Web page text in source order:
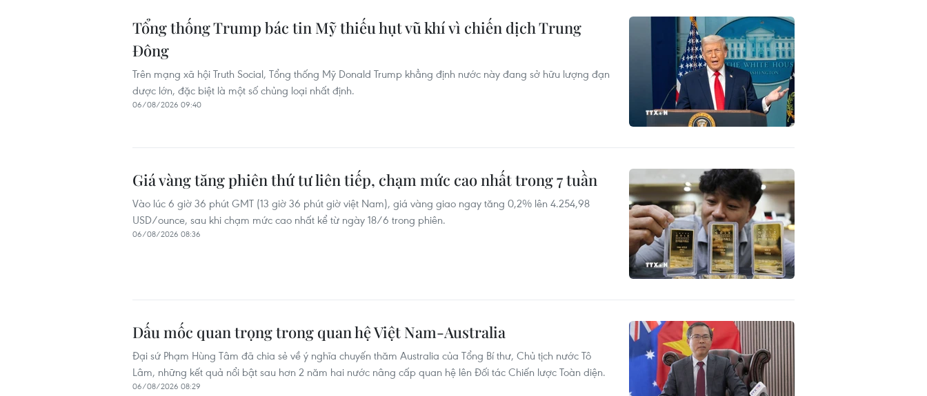
Tổng thống Trump bác tin Mỹ thiếu hụt vũ khí vì chiến dịch Trung
Đông
Trên mạng xã hội Truth Social, Tổng thống Mỹ Donald Trump khẳng định nước này đang sở hữu lượng đạn
dược lớn, đặc biệt là một số chủng loại nhất định.
06/08/2026 09:40
Giá vàng tăng phiên thứ tư liên tiếp, chạm mức cao nhất trong 7 tuần
Vào lúc 6 giờ 36 phút GMT (13 giờ 36 phút giờ việt Nam), giá vàng giao ngay tăng 0,2% lên 4.254,98
USD/ounce, sau khi chạm mức cao nhất kể từ ngày 18/6 trong phiên.
06/08/2026 08:36
Dấu mốc quan trọng trong quan hệ Việt Nam-Australia
Đại sứ Phạm Hùng Tâm đã chia sẻ về ý nghĩa chuyến thăm Australia của Tổng Bí thư, Chủ tịch nước Tô
Lâm, những kết quả nổi bật sau hơn 2 năm hai nước nâng cấp quan hệ lên Đối tác Chiến lược Toàn diện.
06/08/2026 08:29